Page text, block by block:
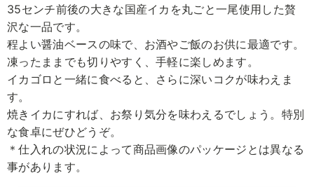
35センチ前後の大きな国産イカを丸ごと一尾使用した贅
沢な一品です。
程よい醤油ベースの味で、お酒やご飯のお供に最適です。
凍ったままでも切りやすく、手軽に楽しめます。
イカゴロと一緒に食べると、さらに深いコクが味わえま
す。
焼きイカにすれば、お祭り気分を味わえるでしょう。特別
な食卓にぜひどうぞ。
＊仕入れの状況によって商品画像のパッケージとは異なる
事があります。